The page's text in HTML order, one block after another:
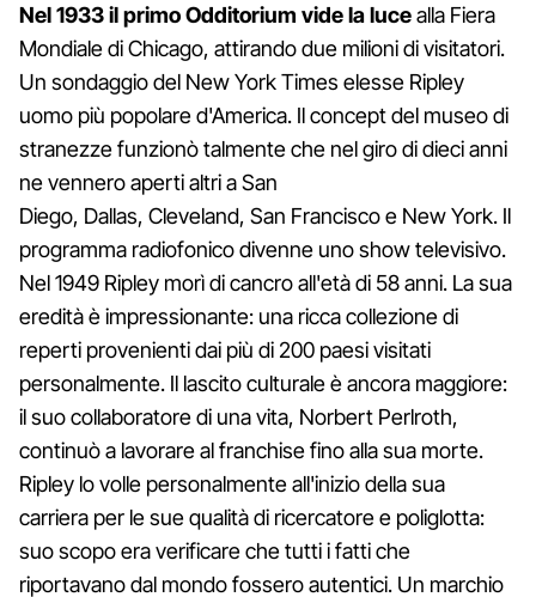
Nel 1933 il primo Odditorium vide la lucealla Fiera
Mondiale di Chicago, attirando due milioni di visitatori.
Un sondaggio del New York Times elesse Ripley
uomo più popolare d'America. Il concept del museo di
stranezze funzionò talmente che nel giro di dieci anni
ne vennero aperti altri a San
Diego, Dallas, Cleveland, San Francisco e New York. Il
programma radiofonico divenne uno show televisivo.
Nel 1949 Ripley morì di cancro all'età di 58 anni. La sua
eredità è impressionante: una ricca collezione di
reperti provenienti dai più di 200 paesi visitati
personalmente. Il lascito culturale è ancora maggiore:
il suo collaboratore di una vita, Norbert Perlroth,
continuò a lavorare al franchise fino alla sua morte.
Ripley lo volle personalmente all'inizio della sua
carriera per le sue qualità di ricercatore e poliglotta:
suo scopo era verificare che tutti i fatti che
riportavano dal mondo fossero autentici. Un marchio